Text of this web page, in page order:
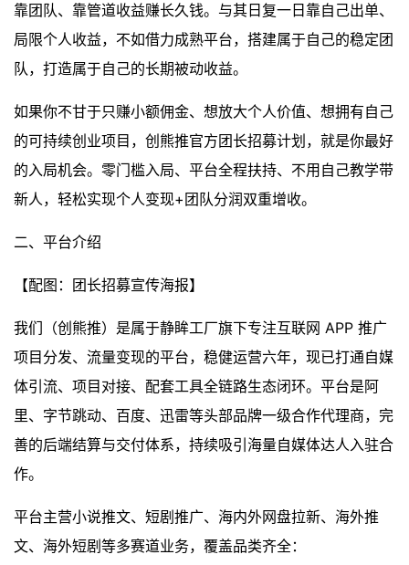
靠团队、靠管道收益赚长久钱。与其日复一日靠自己出单、
局限个人收益，不如借力成熟平台，搭建属于自己的稳定团
队，打造属于自己的长期被动收益。
如果你不甘于只赚小额佣金、想放大个人价值、想拥有自己
的可持续创业项目，创熊推官方团长招募计划，就是你最好
的入局机会。零门槛入局、平台全程扶持、不用自己教学带
新人，轻松实现个人变现+团队分润双重增收。
二、平台介绍
【配图：团长招募宣传海报】
我们（创熊推）是属于静眸工厂旗下专注互联网 APP 推广
项目分发、流量变现的平台，稳健运营六年，现已打通自媒
体引流、项目对接、配套工具全链路生态闭环。平台是阿
里、字节跳动、百度、迅雷等头部品牌一级合作代理商，完
善的后端结算与交付体系，持续吸引海量自媒体达人入驻合
作。
平台主营小说推文、短剧推广、海内外网盘拉新、海外推
文、海外短剧等多赛道业务，覆盖品类齐全：